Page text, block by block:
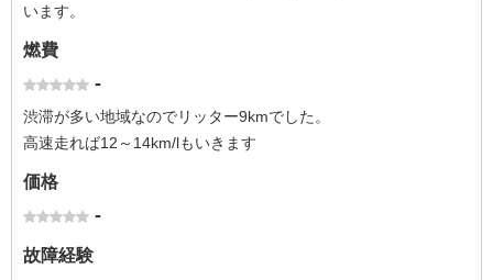
います。
燃費
-
渋滞が多い地域なのでリッター9kmでした。
高速走れば12～14km/lもいきます
価格
-
故障経験